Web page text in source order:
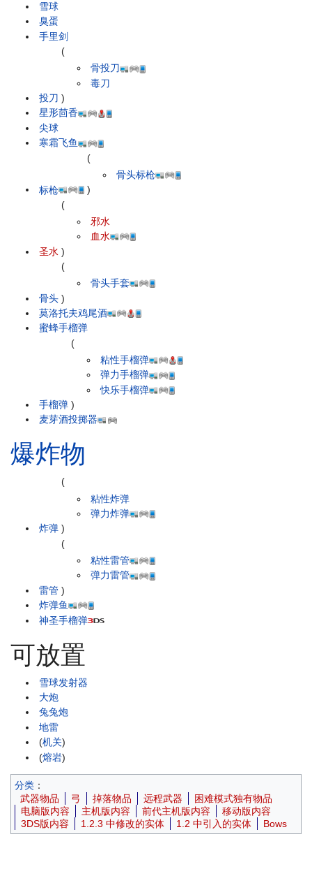
雪球
臭蛋
手里剑
投刀
(
骨投刀
毒刀
)
星形茴香
尖球
寒霜飞鱼
标枪
(
骨头标枪
)
圣水
(
邪水
血水
)
骨头
(
骨头手套
)
莫洛托夫鸡尾酒
蜜蜂手榴弹
手榴弹
(
粘性手榴弹
弹力手榴弹
快乐手榴弹
)
麦芽酒投掷器
爆炸物
炸弹
(
粘性炸弹
弹力炸弹
)
雷管
(
粘性雷管
弹力雷管
)
炸弹鱼
神圣手榴弹
可放置
雪球发射器
大炮
兔兔炮
地雷
(机关)
(熔岩)
分类 ：
武器物品
弓 掉落物品 远程武器
困难模式独有物品
电脑版内容
主机版内容 前代主机版内容
移动版内容
3DS版内容
1.2.3 中修改的实体 1.2 中引入的实体 Bows